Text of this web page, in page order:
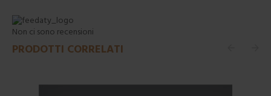
Non ci sono recensioni
PRODOTTI CORRELATI